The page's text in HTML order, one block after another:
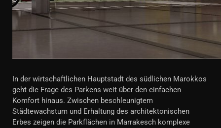
In der wirtschaftlichen Hauptstadt des südlichen Marokkos
geht die Frage des Parkens weit über den einfachen
Komfort hinaus. Zwischen beschleunigtem
Städtewachstum und Erhaltung des architektonischen
Erbes zeigen die Parkflächen in Marrakesch komplexe